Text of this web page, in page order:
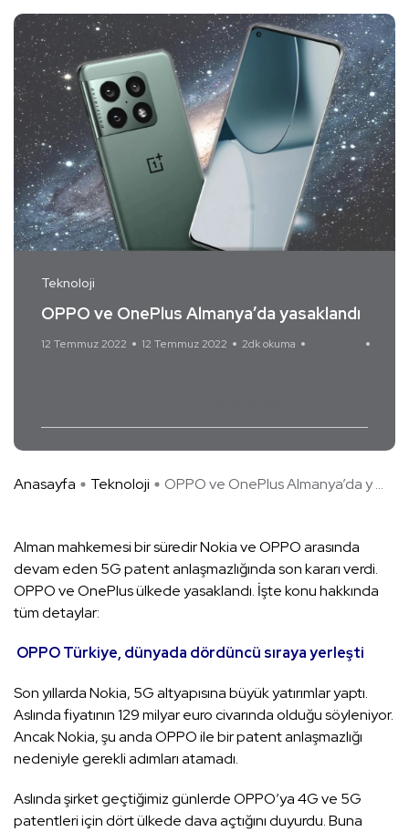
Teknoloji
OPPO ve OnePlus Almanya’da yasaklandı
12 Temmuz 2022 12 Temmuz 2022 2dk okuma
Anasayfa Teknoloji OPPO ve OnePlus Almanya’da y ...
Alman mahkemesi bir süredir Nokia ve OPPO arasında
devam eden 5G patent anlaşmazlığında son kararı verdi.
OPPO ve OnePlus ülkede yasaklandı. İşte konu hakkında
tüm detaylar:
OPPO Türkiye, dünyada dördüncü sıraya yerleşti
Son yıllarda Nokia, 5G altyapısına büyük yatırımlar yaptı.
Aslında fiyatının 129 milyar euro civarında olduğu söyleniyor.
Ancak Nokia, şu anda OPPO ile bir patent anlaşmazlığı
nedeniyle gerekli adımları atamadı.
Aslında şirket geçtiğimiz günlerde OPPO’ya 4G ve 5G
patentleri için dört ülkede dava açtığını duyurdu. Buna